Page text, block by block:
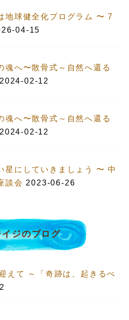
地球健全化プログラム 〜 7
04-15
魂へ〜散骨式～自然へ還る
2024-02-12
魂へ〜散骨式～自然へ還る
2024-02-12
星にしていきましょう 〜 中
談会 2023-06-26
イジのブログ
えて ～「奇跡は、起きるべ